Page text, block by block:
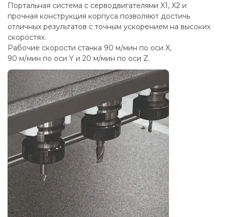
Портальная система с серводвигателями X1, X2 и
прочная конструкция корпуса позволяют достичь
отличных результатов с точным ускорением на высоких
скоростях.
Рабочие скорости станка 90 м/мин по оси X,
90 м/мин по оси Y и 20 м/мин по оси Z.